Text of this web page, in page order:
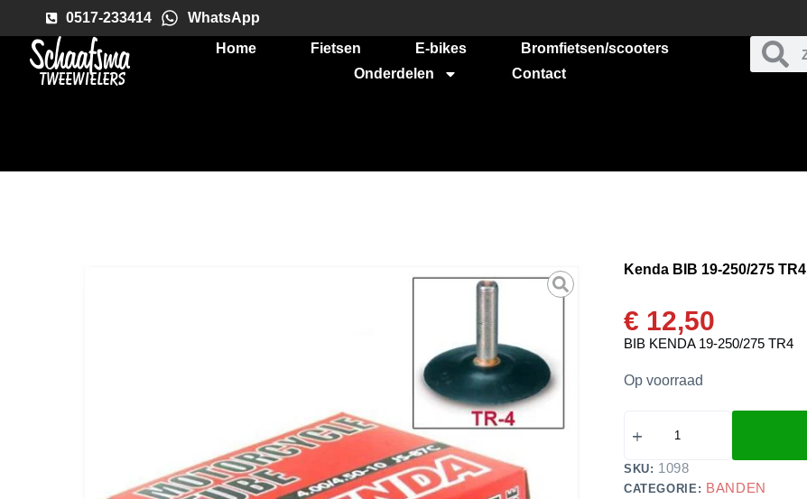
0517-233414
WhatsApp
Home
Fietsen E-bikes
Bromfietsen/scooters
Onderdelen
Contact
Kenda BIB 19-250/275 TR4
€ 12,50
BIB KENDA 19-250/275 TR4
Op voorraad
SKU: 1098
CATEGORIE: BANDEN